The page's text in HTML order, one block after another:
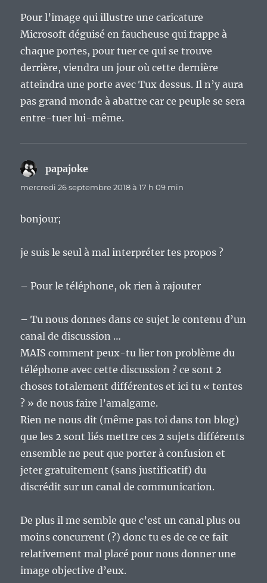
Pour l’image qui illustre une caricature
Microsoft déguisé en faucheuse qui frappe à
chaque portes, pour tuer ce qui se trouve
derrière, viendra un jour où cette dernière
atteindra une porte avec Tux dessus. Il n’y aura
pas grand monde à abattre car ce peuple se sera
entre-tuer lui-même.
papajoke
mercredi 26 septembre 2018 à 17 h 09 min
bonjour;
je suis le seul à mal interpréter tes propos ?
– Pour le téléphone, ok rien à rajouter
– Tu nous donnes dans ce sujet le contenu d’un
canal de discussion …
MAIS comment peux-tu lier ton problème du
téléphone avec cette discussion ? ce sont 2
choses totalement différentes et ici tu « tentes
? » de nous faire l’amalgame.
Rien ne nous dit (même pas toi dans ton blog)
que les 2 sont liés mettre ces 2 sujets différents
ensemble ne peut que porter à confusion et
jeter gratuitement (sans justificatif) du
discrédit sur un canal de communication.
De plus il me semble que c’est un canal plus ou
moins concurrent (?) donc tu es de ce ce fait
relativement mal placé pour nous donner une
image objective d’eux.